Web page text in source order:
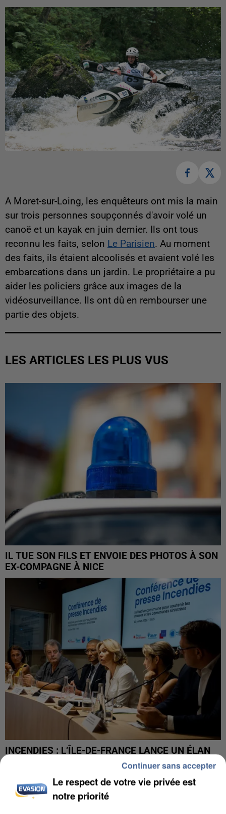
A Moret-sur-Loing, les enquêteurs ont mis la main
sur trois personnes soupçonnés d'avoir volé un
canoë et un kayak en juin dernier. Ils ont tous
reconnu les faits, selon Le Parisien. Au moment
des faits, ils étaient alcoolisés et avaient volé les
embarcations dans un jardin. Le propriétaire a pu
aider les policiers grâce aux images de la
vidéosurveillance. Ils ont dû en rembourser une
partie des objets.
LES ARTICLES LES PLUS VUS
IL TUE SON FILS ET ENVOIE DES PHOTOS À SON
EX-COMPAGNE À NICE
INCENDIES : L’ÎLE-DE-FRANCE LANCE UN ÉLAN
DE SOLIDARITÉ AVEC LES...
Le respect de votre vie privée est
notre priorité
Continuer sans accepter